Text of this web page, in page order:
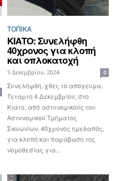
ΤΟΠΙΚΑ
ΚΙΑΤΟ: Συνελήφθη
40χρονος για κλοπή
και οπλοκατοχή
5 Δεκεμβρίου, 2024 0
Συνελήφθη, χθες το απόγευμα,
Τετάρτη 4 Δεκεμβρίου, στο
Κιάτο, από αστυνομικούς του
Αστυνομικού Τμήματος
Σικυωνίων, 40χρονος ημεδαπός,
για κλοπή και παράβαση της
νομοθεσίας για...